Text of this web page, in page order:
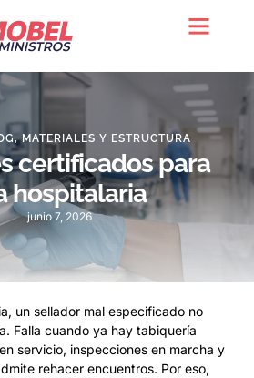
,MATERIALES Y ESTRUCTURA
certificados para
hospitalaria
junio 7, 2026
un sellador mal especificado no
Falla cuando ya hay tabiquería
servicio, inspecciones en marcha y
rehacer encuentros. Por eso,